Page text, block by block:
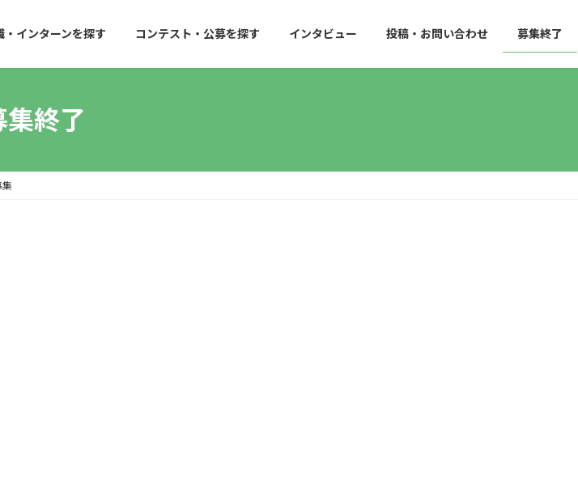
・インターンを探す コンテスト・公募を探す インタビュー 投稿・お問い合わせ 募集終了
集終了